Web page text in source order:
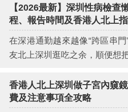
【2026最新】深圳性病檢查
程、報告時間及香港人北上
在深港通勤越來越像“跨區串
友北上深圳逛吃之余，順便想
香港人北上深圳做子宮內窺
費及注意事項全攻略